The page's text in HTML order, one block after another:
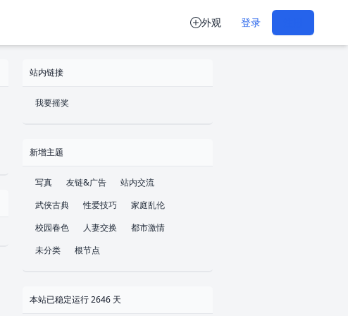
外观 登录
站内链接
我要摇奖
新增主题
写真 友链&广告
站内交流
武侠古典
性爱技巧
家庭乱伦
校园春色
人妻交换
都市激情
未分类
根节点
本站已稳定运行 2646 天